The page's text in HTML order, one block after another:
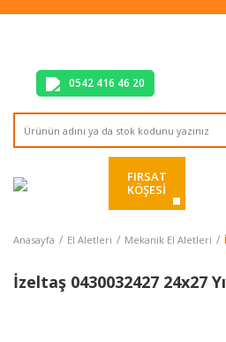
Tüm Alışverişlerde Vade
0542 416 46 20
FIRSAT
KÖŞESİ
Anasayfa El Aletleri Mekanik El Aletleri
İzeltaş 0430032427 24x27